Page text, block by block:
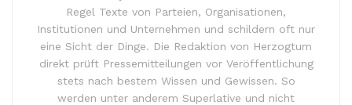
Regel Texte von Parteien, Organisationen,
Institutionen und Unternehmen und schildern oft nur
eine Sicht der Dinge. Die Redaktion von Herzogtum
direkt prüft Pressemitteilungen vor Veröffentlichung
stets nach bestem Wissen und Gewissen. So
werden unter anderem Superlative und nicht